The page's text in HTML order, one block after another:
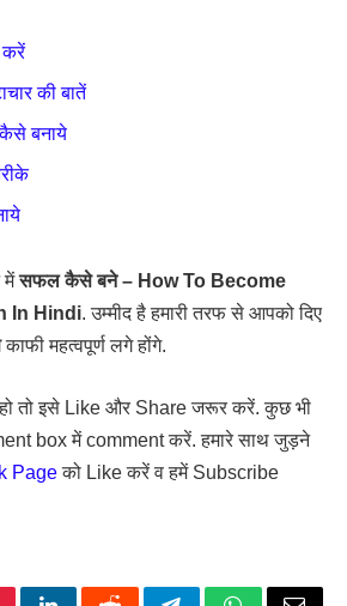
करें
की बातें
बनाये
मेंसफल कैसे बने – How To Become
In Hindi. उम्मीद है हमारी तरफ से आपको दिए
काफी महत्वपूर्ण लगे होंगे.
तो इसे Like और Share जरूर करें. कुछ भी
box में comment करें. हमारे साथ जुड़ने
Pageको Like करें व हमें Subscribe